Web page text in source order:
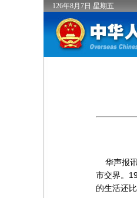
126年8月 7日 星期五
华声报讯
市交界。
的生活还